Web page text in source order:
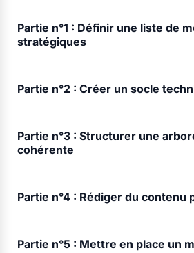
Partie n°1 : Définir une liste de
stratégiques
Partie n°2 : Créer un socle
Partie n°3 : Structurer une
cohérente
Partie n°4 : Rédiger du contenu
Partie n°5 : Mettre en place un